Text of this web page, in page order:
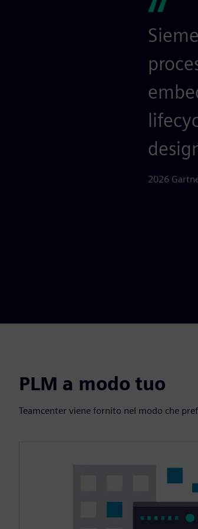
2026
PLM a modo tuo
Teamcenter viene fornito nel modo che